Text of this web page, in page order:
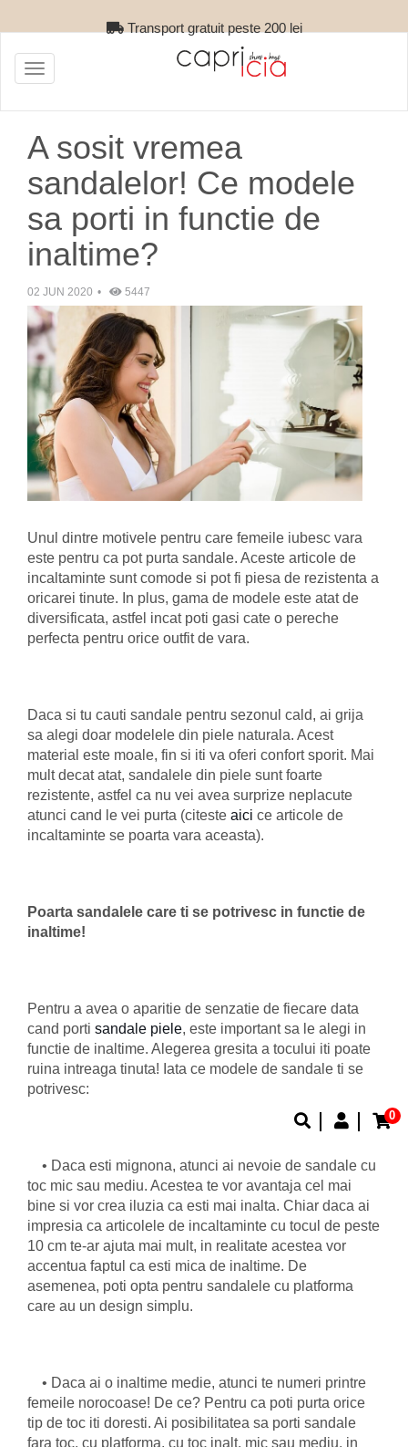
Retur gratuit
0
Toggle
navigation
A sosit vremea
sandalelor! Ce modele
sa porti in functie de
inaltime?
02 JUN 2020 5447
Unul dintre motivele pentru care femeile iubesc vara
este pentru ca pot purta sandale. Aceste articole de
incaltaminte sunt comode si pot fi piesa de rezistenta a
oricarei tinute. In plus, gama de modele este atat de
diversificata, astfel incat poti gasi cate o pereche
perfecta pentru orice outfit de vara.
Daca si tu cauti sandale pentru sezonul cald, ai grija
sa alegi doar modelele din piele naturala. Acest
material este moale, fin si iti va oferi confort sporit. Mai
mult decat atat, sandalele din piele sunt foarte
rezistente, astfel ca nu vei avea surprize neplacute
atunci cand le vei purta (citeste aici ce articole de
incaltaminte se poarta vara aceasta).
Poarta sandalele care ti se potrivesc in functie de
inaltime!
Pentru a avea o aparitie de senzatie de fiecare data
cand porti sandale piele, este important sa le alegi in
functie de inaltime. Alegerea gresita a tocului iti poate
ruina intreaga tinuta! Iata ce modele de sandale ti se
potrivesc:
• Daca esti mignona, atunci ai nevoie de sandale cu
toc mic sau mediu. Acestea te vor avantaja cel mai
bine si vor crea iluzia ca esti mai inalta. Chiar daca ai
impresia ca articolele de incaltaminte cu tocul de peste
10 cm te-ar ajuta mai mult, in realitate acestea vor
accentua faptul ca esti mica de inaltime. De
asemenea, poti opta pentru sandalele cu platforma
care au un design simplu.
• Daca ai o inaltime medie, atunci te numeri printre
femeile norocoase! De ce? Pentru ca poti purta orice
tip de toc iti doresti. Ai posibilitatea sa porti sandale
fara toc, cu platforma, cu toc inalt, mic sau mediu, in